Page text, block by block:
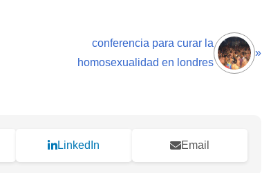
conferencia para curar la
homosexualidad en londres
»
LinkedIn Email